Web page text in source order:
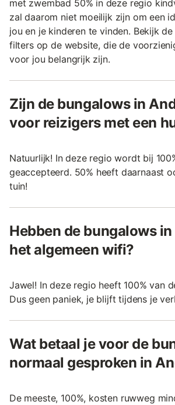
met zwembad 50% in deze regio
zal daarom niet moeilijk zijn om een
jou en je kinderen te vinden. Bekijk
filters op de website, die de
voor jou belangrijk zijn.
Zijn de bungalows in
voor reizigers met een
Natuurlijk! In deze regio wordt bij
geaccepteerd. 50% heeft daarnaast
tuin!
Hebben de bungalows
het algemeen wifi?
Jawel! In deze regio heeft 100% van
Dus geen paniek, je blijft tijdens je
Wat betaal je voor de
normaal gesproken in
De meeste, 100%, kosten ruwweg